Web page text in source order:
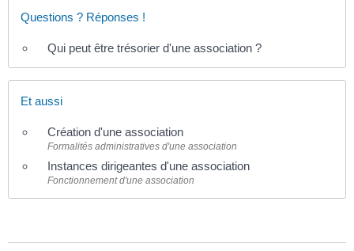
Questions ? Réponses !
Qui peut être trésorier d'une association ?
Et aussi
Création d'une association
Formalités administratives d'une association
Instances dirigeantes d'une association
Fonctionnement d'une association